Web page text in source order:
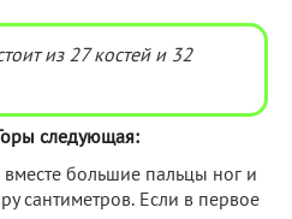
из 27 костей и 32
следующая:
вместе большие пальцы ног и
сантиметров. Если в первое